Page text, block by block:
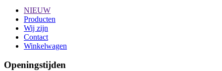
NIEUW
Producten
Wij zijn
Contact
Winkelwagen
Openingstijden